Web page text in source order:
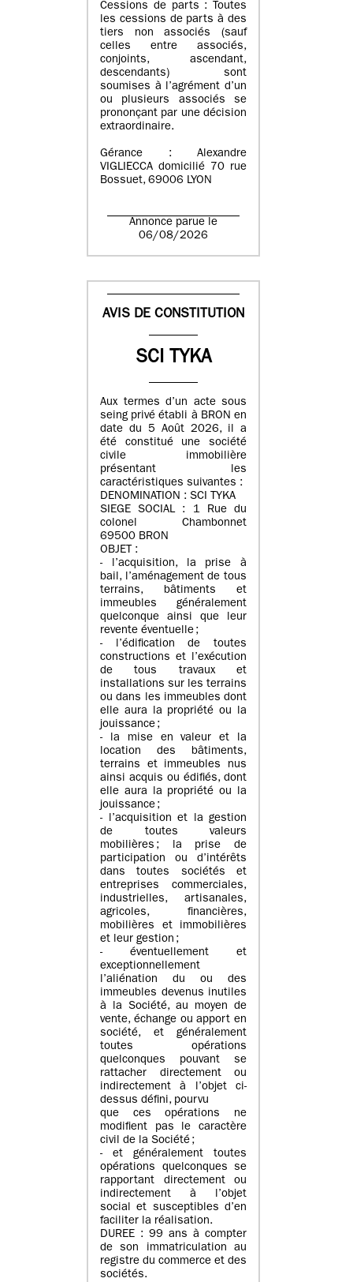
Cessions de parts : Toutes
les cessions de parts à des
tiers non associés (sauf
celles entre associés,
conjoints, ascendant,
descendants) sont
soumises à l’agrément d’un
ou plusieurs associés se
prononçant par une décision
extraordinaire.
Gérance : Alexandre
VIGLIECCA domicilié 70 rue
Bossuet, 69006 LYON
Annonce parue le
06/08/2026
AVIS DE CONSTITUTION
SCI TYKA
Aux termes d’un acte sous
seing privé établi à BRON en
date du 5 Août 2026, il a
été constitué une société
civile immobilière
présentant les
caractéristiques suivantes :
DENOMINATION : SCI TYKA
SIEGE SOCIAL : 1 Rue du
colonel Chambonnet
69500 BRON
OBJET :
- l’acquisition, la prise à
bail, l’aménagement de tous
terrains, bâtiments et
immeubles généralement
quelconque ainsi que leur
revente éventuelle ;
- l’édification de toutes
constructions et l’exécution
de tous travaux et
installations sur les terrains
ou dans les immeubles dont
elle aura la propriété ou la
jouissance ;
- la mise en valeur et la
location des bâtiments,
terrains et immeubles nus
ainsi acquis ou édifiés, dont
elle aura la propriété ou la
jouissance ;
- l’acquisition et la gestion
de toutes valeurs
mobilières ; la prise de
participation ou d’intérêts
dans toutes sociétés et
entreprises commerciales,
industrielles, artisanales,
agricoles, financières,
mobilières et immobilières
et leur gestion ;
- éventuellement et
exceptionnellement
l’aliénation du ou des
immeubles devenus inutiles
à la Société, au moyen de
vente, échange ou apport en
société, et généralement
toutes opérations
quelconques pouvant se
rattacher directement ou
indirectement à l’objet ci-
dessus défini, pourvu
que ces opérations ne
modifient pas le caractère
civil de la Société ;
- et généralement toutes
opérations quelconques se
rapportant directement ou
indirectement à l’objet
social et susceptibles d’en
faciliter la réalisation.
DUREE : 99 ans à compter
de son immatriculation au
registre du commerce et des
sociétés.